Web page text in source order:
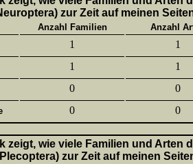
zur Zeit auf meinen
Anzahl Familien Anzahl
1 1
1 1
0 0
0 0
zeigt, wie viele Familien und Arten
zur Zeit auf meinen